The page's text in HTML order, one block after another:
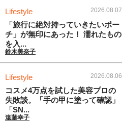
Lifestyle 2026.08.07
「旅行に絶対持っていきたいポー
チ」が無印にあった！ 濡れたもの
を入...
鈴木美奈子
Lifestyle 2026.08.06
コスメ4万点を試した美容プロの
失敗談。「手の甲に塗って確認」
「SN...
遠藤幸子